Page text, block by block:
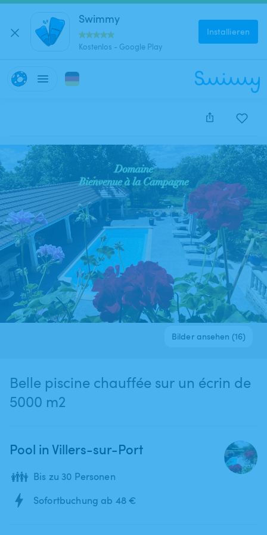
Swimmy
Kostenlos - Google Play
Installieren
Diese Anzeige wurde leider deaktiviert und kann nicht
reserviert werden.
Bilder ansehen (16)
Belle piscine chauffée sur un écrin de
5000 m2
Pool in Villers-sur-Port
👪 Bis zu 30 Personen
Sofortbuchung ab 48 €